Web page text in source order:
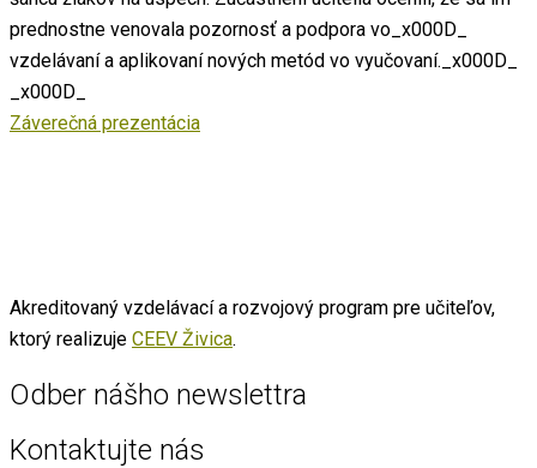
prednostne venovala pozornosť a podpora vo_x000D_
vzdelávaní a aplikovaní nových metód vo vyučovaní._x000D_
_x000D_
Záverečná prezentácia
Akreditovaný vzdelávací a rozvojový program pre učiteľov,
ktorý realizuje CEEV Živica.
Odber nášho newslettra
Kontaktujte nás